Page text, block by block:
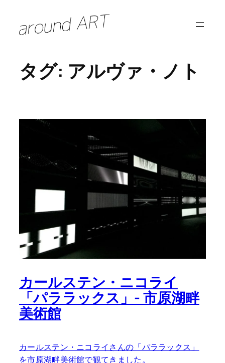
タグ: アルヴァ・ノト
カールステン・ニコライ
「パララックス」- 市原湖畔
美術館
カールステン・ニコライさんの「パララックス」
を市原湖畔美術館で観てきました。